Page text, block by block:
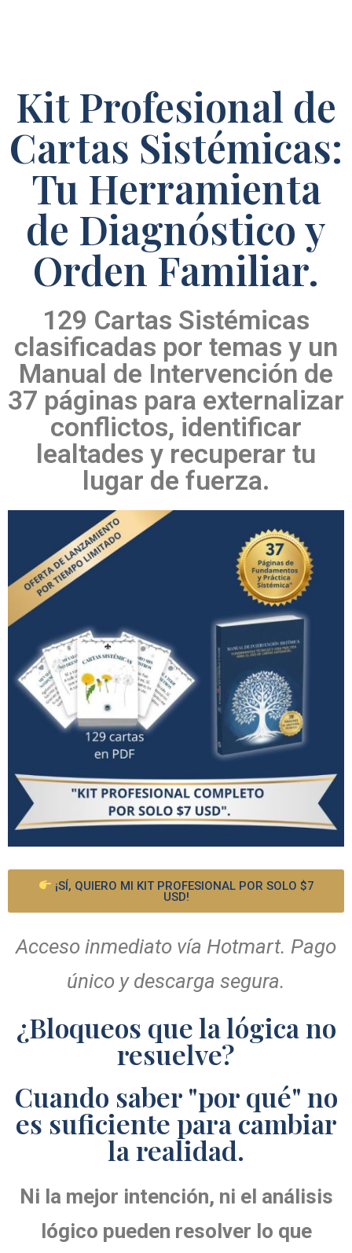
Kit Profesional de
Cartas Sistémicas:
Tu Herramienta
de Diagnóstico y
Orden Familiar.
129 Cartas Sistémicas
clasificadas por temas y un
Manual de Intervención de
37 páginas para externalizar
conflictos, identificar
lealtades y recuperar tu
lugar de fuerza.
¡SÍ, QUIERO MI KIT PROFESIONAL POR SOLO $7
USD!
Acceso inmediato vía Hotmart. Pago
único y descarga segura.
¿Bloqueos que la lógica no
resuelve?
Cuando saber "por qué" no
es suficiente para cambiar
la realidad.
Ni la mejor intención, ni el análisis
lógico pueden resolver lo que